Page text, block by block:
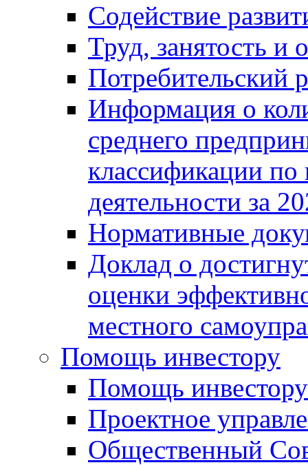
Содействие
Труд, занятость и
Потребительский
Информация о
среднего
классификации
деятельности за
Нормативные
Доклад о
оценки
местного
Помощь инвестору
Помощь инвестору
Проектное
Общественный